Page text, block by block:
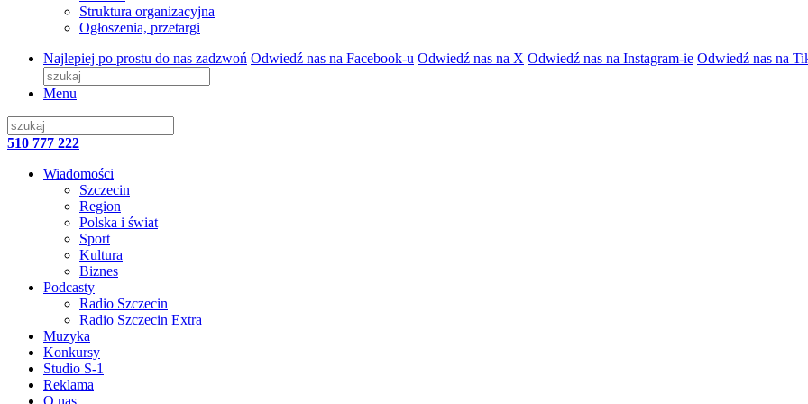
Struktura organizacyjna
Ogłoszenia, przetargi
Najlepiej po prostu do nas zadzwoń Odwiedź nas na Facebook-u Odwiedź nas na X Odwiedź nas na Instagram-ie Odwiedź nas na
Menu
510 777 222
Wiadomości
Szczecin
Region
Polska i świat
Sport
Kultura
Biznes
Podcasty
Radio Szczecin
Radio Szczecin Extra
Muzyka
Konkursy
Studio S-1
Reklama